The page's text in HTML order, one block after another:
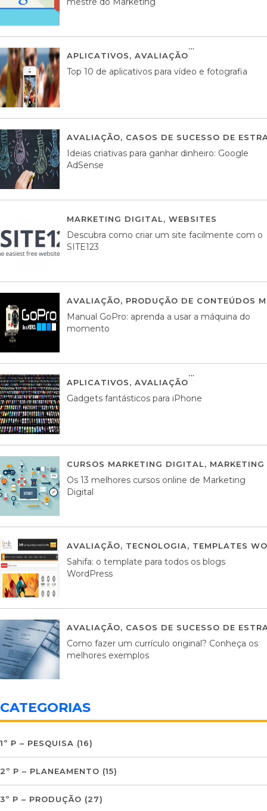
APLICATIVOS, AVALIAÇÃO
Top 10 de aplicativos para vídeo e fotografia
AVALIAÇÃO, CASOS DE SUCESSO DE
Ideias criativas para ganhar dinheiro: Google
AdSense
MARKETING DIGITAL, WEBSITES
Descubra como criar um site facilmente com o
SITE123
AVALIAÇÃO, PRODUÇÃO DE CONTEÚDOS
Manual GoPro: aprenda a usar a máquina do
momento
APLICATIVOS, AVALIAÇÃO
Gadgets fantásticos para iPhone
CURSOS MARKETING DIGITAL,
Os 13 melhores cursos online de Marketing
Digital
AVALIAÇÃO, TECNOLOGIA, TEMPLATES
Sahifa: o template para todos os blogs
WordPress
AVALIAÇÃO, CASOS DE SUCESSO DE
Como fazer um currículo original? Conheça os
melhores exemplos
CATEGORIAS
1º P – PESQUISA (16)
2º P – PLANEAMENTO (15)
3º P – PRODUÇÃO (27)